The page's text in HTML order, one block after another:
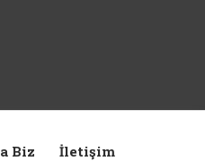
Biz İletişim